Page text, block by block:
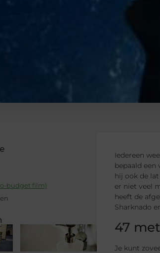
budget film)
Iedereen
bepaald een
hij ook de
er niet veel
heeft de
Sharknado
47
Je kunt